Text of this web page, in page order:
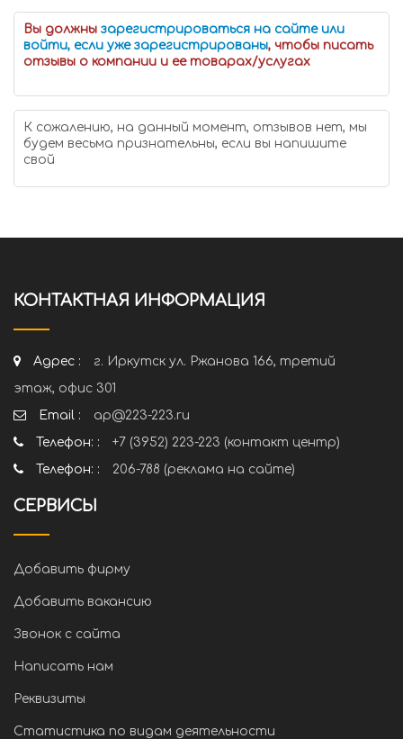
Вы должны зарегистрироваться на сайте или
войти, если уже зарегистрированы, чтобы писать
отзывы о компании и ее товарах/услугах
К сожалению, на данный момент, отзывов нет, мы
будем весьма признательны, если вы напишите
свой
КОНТАКТНАЯ ИНФОРМАЦИЯ
Адрес :
г. Иркутск ул. Ржанова 166, третий
этаж, офис 301
Email :
ap@223-223.ru
Телефон: :
+7 (3952) 223-223 (контакт центр)
Телефон: :
206-788 (реклама на сайте)
СЕРВИСЫ
Добавить фирму
Добавить вакансию
Звонок с сайта
Написать нам
Реквизиты
Статистика по видам деятельности